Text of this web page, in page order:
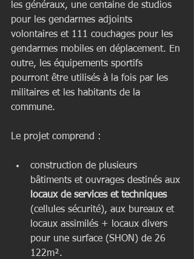
les généraux, une centaine de studios
pour les gendarmes adjoints
volontaires et 111 couchages pour les
gendarmes mobiles en déplacement. En
outre, les équipements sportifs
pourront être utilisés à la fois par les
militaires et les habitants de la
commune.
Le projet comprend :
construction de plusieurs
bâtiments et ouvrages destinés aux
locaux de services et techniques
(cellules sécurité), aux bureaux et
locaux assimilés + locaux divers
pour une surface (SHON) de 26
122m².